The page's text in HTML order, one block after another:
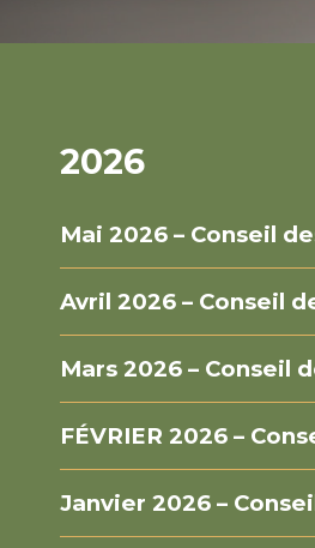
2026
Mai 2026 – Conseil
Avril 2026 – Conseil
Mars 2026 – Conseil
FÉVRIER 2026 –
Janvier 2026 –